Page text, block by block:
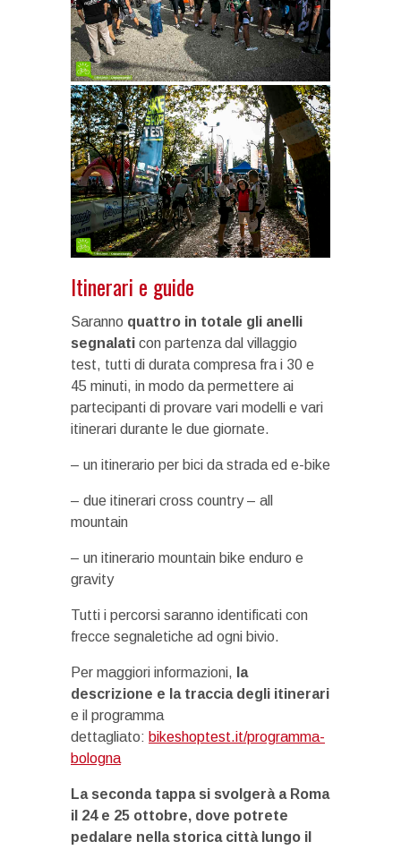
Itinerari e guide
Saranno quattro in totale gli anelli
segnalati con partenza dal villaggio
test, tutti di durata compresa fra i 30 e
45 minuti, in modo da permettere ai
partecipanti di provare vari modelli e vari
itinerari durante le due giornate.
– un itinerario per bici da strada ed e-bike
– due itinerari cross country – all
mountain
– un itinerario mountain bike enduro e
gravity
Tutti i percorsi saranno identificati con
frecce segnaletiche ad ogni bivio.
Per maggiori informazioni,
la
descrizione e la traccia degli itinerari
e il programma
dettagliato: bikeshoptest.it/programma-
bologna
La seconda tappa si svolgerà a Roma
il 24 e 25 ottobre, dove potrete
pedalare nella storica città lungo il